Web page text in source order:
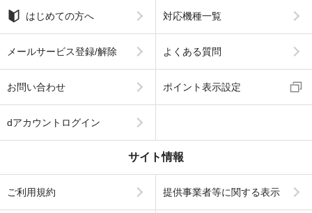
はじめての方へ 対応機種一覧
メールサービス登録/解除 よくある質問
お問い合わせ ポイント表示設定
dアカウントログイン
サイト情報
ご利用規約 提供事業者等に関する表示